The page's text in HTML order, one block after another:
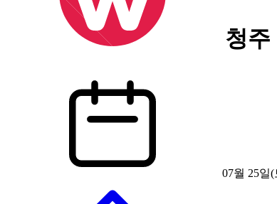
청주
07월 25일